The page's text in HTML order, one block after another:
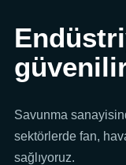
Savunma
sektörlerde fan,
sağlıyoruz.